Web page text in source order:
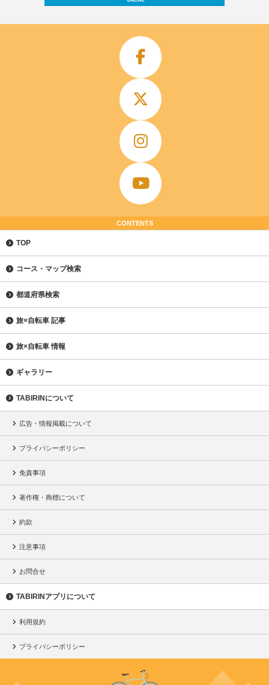
CONTENTS
TOP
コース・マップ検索
都道府県検索
旅×自転車 記事
旅×自転車 情報
ギャラリー
TABIRINについて
広告・情報掲載について
プライバシーポリシー
免責事項
著作権・商標について
約款
注意事項
お問合せ
TABIRINアプリについて
利用規約
プライバシーポリシー